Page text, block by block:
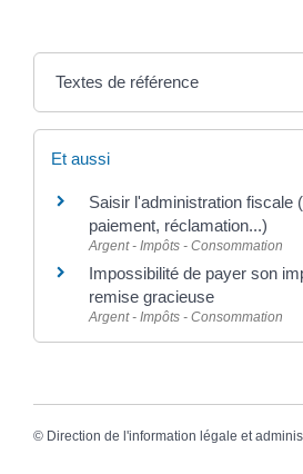
Textes de référence
Et aussi
Saisir l'administration fiscale
paiement, réclamation...)
Argent - Impôts - Consommation
Impossibilité de payer son
remise gracieuse
Argent - Impôts - Consommation
© Direction de l'information légale et